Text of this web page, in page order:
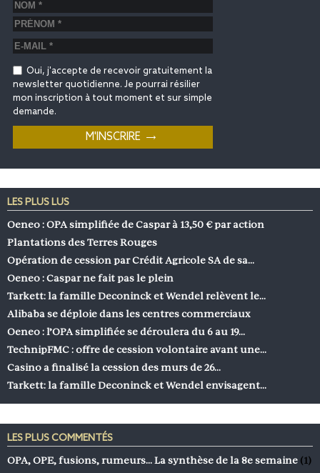
Oui, j'accepte de recevoir gratuitement la
newsletter quotidienne. Je pourrai résilier
mon inscription à tout moment et sur simple
demande.
LES PLUS LUS
Oeneo : OPA simplifiée de Caspar à 13,50 € par action
Plantations des Terres Rouges
Opération de cession par Crédit Agricole SA de sa…
Oeneo : Caspar ne fait pas le plein
Tarkett: la famille Deconinck et Wendel relèvent le…
Alibaba se déploie dans les centres commerciaux
Oeneo : l’OPA simplifiée se déroulera du 6 au 19…
TechnipFMC : offre de cession volontaire avant une…
Casino a finalisé la cession des murs de 26…
Tarkett: la famille Deconinck et Wendel envisagent…
LES PLUS COMMENTÉS
OPA, OPE, fusions, rumeurs… La synthèse de la 8e semaine (1)